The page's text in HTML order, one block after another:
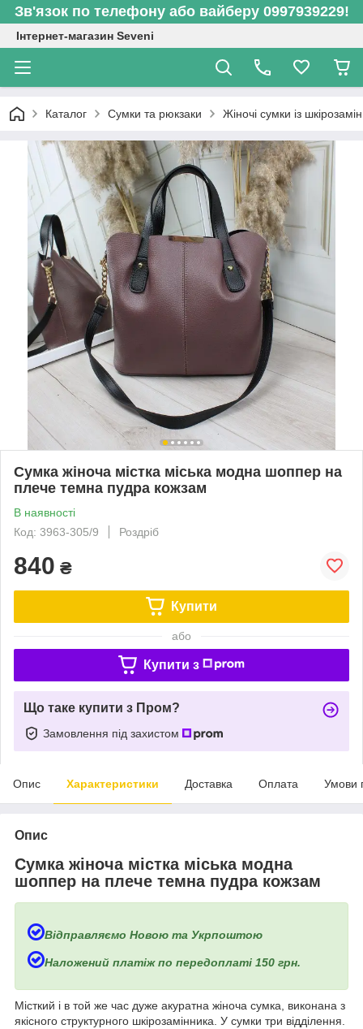
Зв'язок по телефону або вайберу 0997939229!
Інтернет-магазин Seveni
Каталог Сумки та рюкзаки Жіночі сумки із
Сумка жіноча містка міська модна шоппер на
плече темна пудра кожзам
В наявності
Код: 3963-305/9
Роздріб
840 ₴
Купити
або
Купити з
Що таке купити з Пром?
Замовлення під захистом
Опис Характеристики Доставка Оплата Умови
Опис
Сумка жіноча містка міська модна
шоппер на плече темна пудра кожзам
Відправляємо Новою та Укрпоштою
Наложений платіж по передоплаті 150 грн.
Місткий і в той же час дуже акуратна жіноча сумка, виконана з
якісного структурного шкірозамінника. У сумки три відділення.